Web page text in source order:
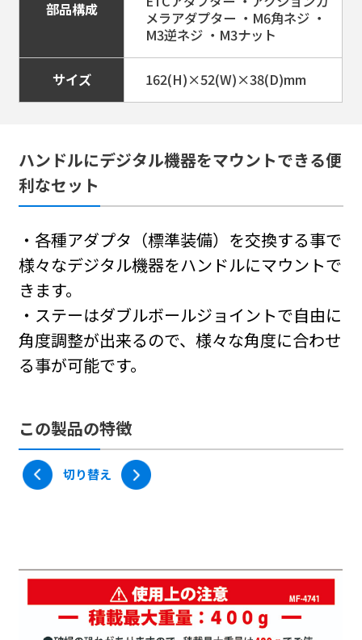
部品構成
メラアダプター ・M6角ネジ ・
M3逆ネジ ・M3ナット
サイズ 162(H)×52(W)×38(D)mm
ハンドルにデジタル機器をマウントできる便
利なセット
・各種アダプタ（標準装備）を交換する事で
様々なデジタル機器をハンドルにマウントで
きます。
・ステーはダブルボールジョイントで自由に
角度調整が出来るので、様々な角度に合わせ
る事が可能です。
この製品の特徴
切り替え